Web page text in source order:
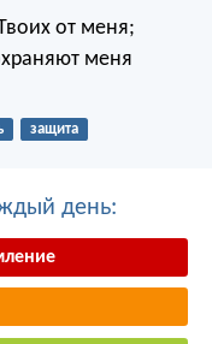
от меня;
меня
защита
день: